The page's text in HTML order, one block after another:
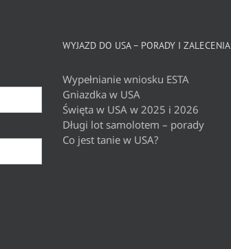
WYJAZD DO USA – PORADY I ZALECENIA
Wypełnianie wniosku ESTA
Gniazdka w USA
Święta w USA w 2025 i 2026
Długi lot samolotem – porady
Co jest tanie w USA?